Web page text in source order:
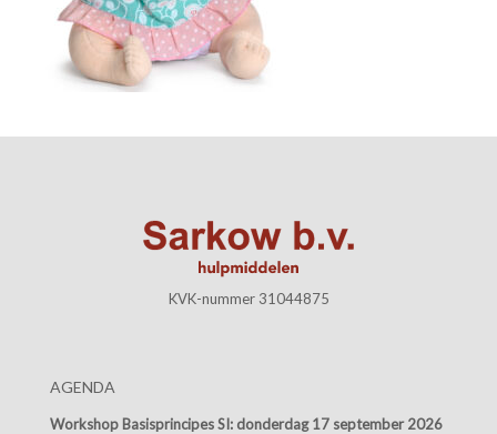
KVK-nummer 31044875
AGENDA
Workshop Basisprincipes SI: donderdag 17 september 2026